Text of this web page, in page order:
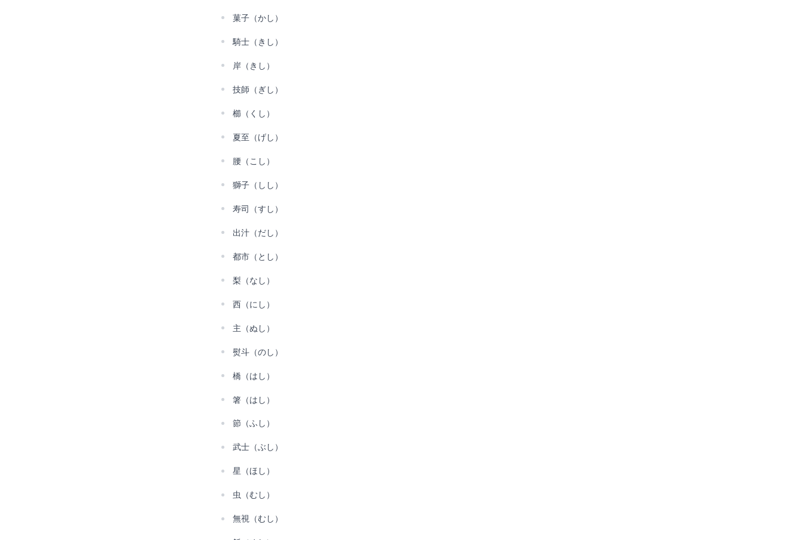
菓子（かし）
騎士（きし）
岸（きし）
技師（ぎし）
櫛（くし）
夏至（げし）
腰（こし）
獅子（しし）
寿司（すし）
出汁（だし）
都市（とし）
梨（なし）
西（にし）
主（ぬし）
熨斗（のし）
橋（はし）
箸（はし）
節（ふし）
武士（ぶし）
星（ほし）
虫（むし）
無視（むし）